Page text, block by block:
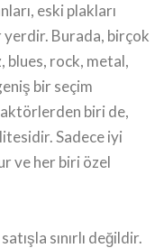
eski plakları
yerdir. Burada, birçok
blues, rock, metal,
bir seçim
biri de,
Sadece iyi
ve her biri özel
sınırlı değildir.